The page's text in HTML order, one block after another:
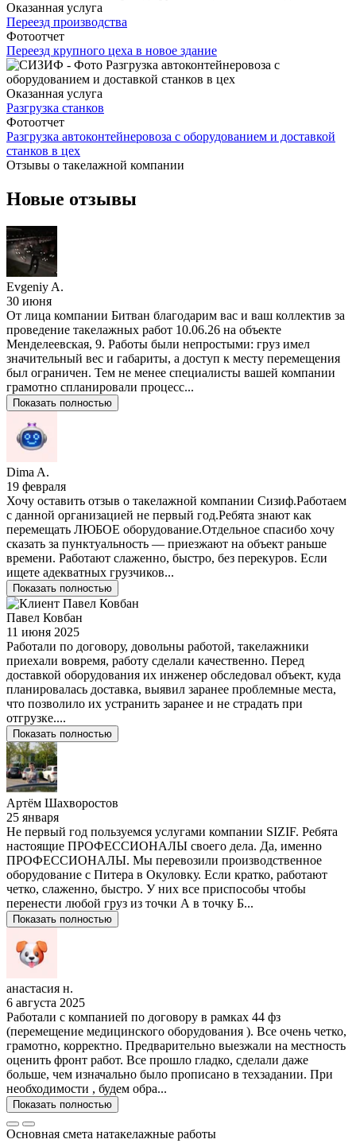
Оказанная услуга
Переезд производства
Фотоотчет
Переезд крупного цеха в новое здание
Оказанная услуга
Разгрузка станков
Фотоотчет
Разгрузка автоконтейнеровоза с оборудованием и доставкой
станков в цех
Отзывы о такелажной компании
Новые отзывы
Evgeniy A.
30 июня
От лица компании Битван благодарим вас и ваш коллектив за
проведение такелажных работ 10.06.26 на объекте
Менделеевская, 9. Работы были непростыми: груз имел
значительный вес и габариты, а доступ к месту перемещения
был ограничен. Тем не менее специалисты вашей компании
грамотно спланировали процесс...
Показать полностью
Dima A.
19 февраля
Хочу оставить отзыв о такелажной компании Сизиф.Работаем
с данной организацией не первый год.Ребята знают как
перемещать ЛЮБОЕ оборудование.Отдельное спасибо хочу
сказать за пунктуальность — приезжают на объект раньше
времени. Работают слаженно, быстро, без перекуров. Если
ищете адекватных грузчиков...
Показать полностью
Павел Ковбан
11 июня 2025
Работали по договору, довольны работой, такелажники
приехали вовремя, работу сделали качественно. Перед
доставкой оборудования их инженер обследовал объект, куда
планировалась доставка, выявил заранее проблемные места,
что позволило их устранить заранее и не страдать при
отгрузке....
Показать полностью
Артём Шахворостов
25 января
Не первый год пользуемся услугами компании SIZIF. Ребята
настоящие ПРОФЕССИОНАЛЫ своего дела. Да, именно
ПРОФЕССИОНАЛЫ. Мы перевозили производственное
оборудование с Питера в Окуловку. Если кратко, работают
четко, слаженно, быстро. У них все приспособы чтобы
перенести любой груз из точки А в точку Б...
Показать полностью
анастасия н.
6 августа 2025
Работали с компанией по договору в рамках 44 фз
(перемещение медицинского оборудования ). Все очень четко,
грамотно, корректно. Предварительно выезжали на местность
оценить фронт работ. Все прошло гладко, сделали даже
больше, чем изначально было прописано в техзадании. При
необходимости , будем обра...
Показать полностью
Основная смета натакелажные работы